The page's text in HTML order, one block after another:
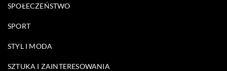
SPOŁECZEŃSTWO
SPORT
STYL I MODA
SZTUKA I ZAINTERESOWANIA